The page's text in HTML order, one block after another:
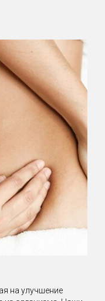
на улучшение